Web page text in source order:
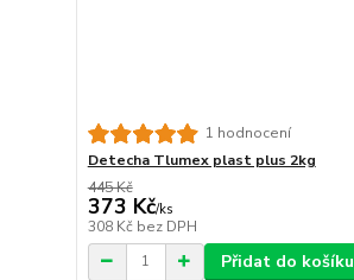
1 hodnocení
Detecha Tlumex plast plus 2kg
445 Kč
373 Kč/ks
308 Kč bez DPH
Přidat do košíku